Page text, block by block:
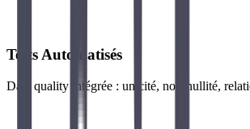
Tests Automatisés
Data quality intégrée : unicité, non-nullité,